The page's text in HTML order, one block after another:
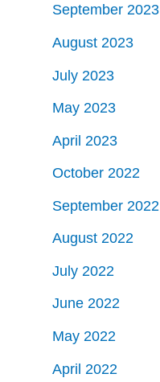
September 2023
August 2023
July 2023
May 2023
April 2023
October 2022
September 2022
August 2022
July 2022
June 2022
May 2022
April 2022